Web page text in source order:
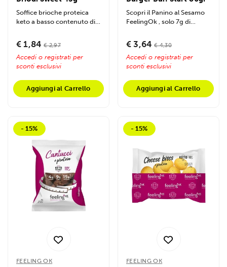
Soffice brioche proteica
keto a basso contenuto di
Il...
€ 1,84 € 2,97
Accedi o registrati per
sconti esclusivi
Aggiungi al Carrello
Scopri il Panino al Sesamo
FeelingOk , solo 7g di
20g di...
€ 3,64 € 4,30
Accedi o registrati per
sconti esclusivi
Aggiungi al Carrello
- 15%
FEELING OK
- 15%
FEELING OK